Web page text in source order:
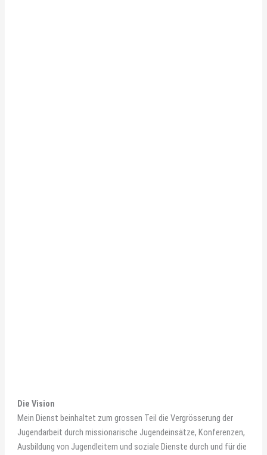
Die Vision
Mein Dienst beinhaltet zum grossen Teil die Vergrösserung der
Jugendarbeit durch missionarische Jugendeinsätze, Konferenzen,
Ausbildung von Jugendleitern und soziale Dienste durch und für die